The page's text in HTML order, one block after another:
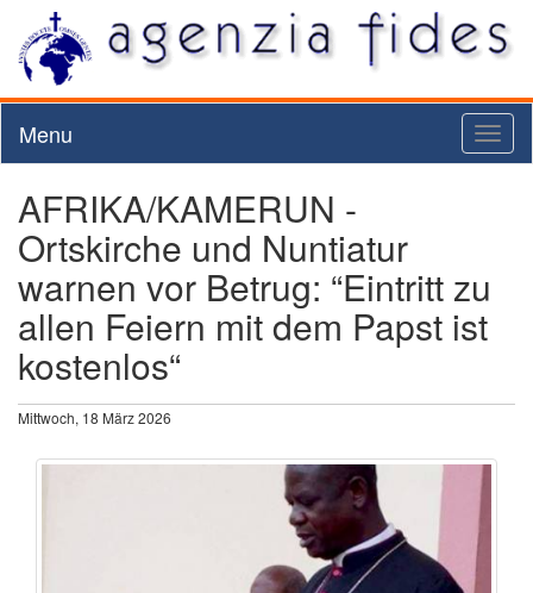
Menu
AFRIKA/KAMERUN -
Ortskirche und Nuntiatur
warnen vor Betrug: “Eintritt zu
allen Feiern mit dem Papst ist
kostenlos“
Mittwoch, 18 März 2026